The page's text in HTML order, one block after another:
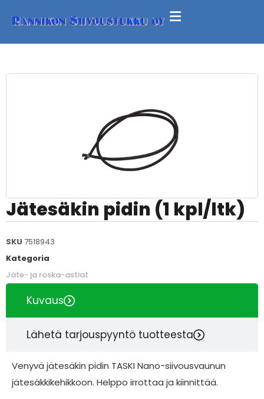
Jätesäkin pidin (1 kpl/ltk)
SKU 7518943
Kategoria
Jäte- ja roska-astiat
Kuvaus
Lähetä tarjouspyyntö tuotteesta
Venyvä jätesäkin pidin TASKI Nano-siivousvaunun
jätesäkkikehikkoon. Helppo irrottaa ja kiinnittää.